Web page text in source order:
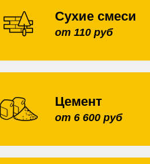
Сухие смеси
от 110 руб
Цемент
от 6 600 руб